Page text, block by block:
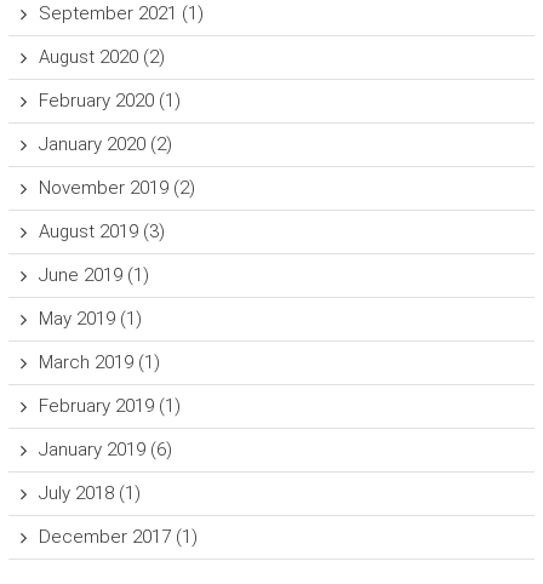
September 2021 (1)
August 2020(2)
February 2020(1)
January 2020(2)
November 2019(2)
August 2019(3)
June 2019(1)
May 2019(1)
March 2019(1)
February 2019(1)
January 2019(6)
July 2018(1)
December 2017(1)